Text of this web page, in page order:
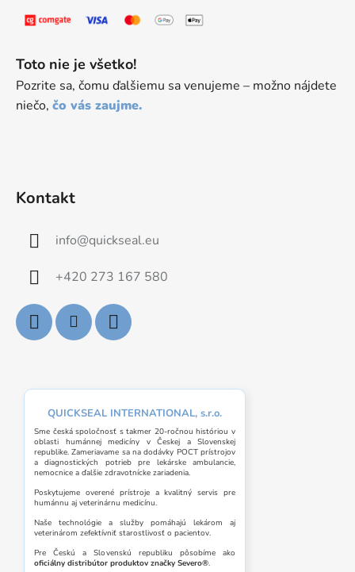
Toto nie je všetko!
Pozrite sa, čomu ďalšiemu sa venujeme – možno nájdete
niečo, čo vás zaujme.
Kontakt
info@quickseal.eu
+420 273 167 580
QUICKSEAL INTERNATIONAL, s.r.o.
Sme česká spoločnosť s takmer 20-ročnou históriou v
oblasti humánnej medicíny v Českej a Slovenskej
republike. Zameriavame sa na dodávky POCT prístrojov
a diagnostických potrieb pre lekárske ambulancie,
nemocnice a ďalšie zdravotnícke zariadenia.
Poskytujeme overené prístroje a kvalitný servis pre
humánnu aj veterinárnu medicínu.
Naše technológie a služby pomáhajú lekárom aj
veterinárom zefektívniť starostlivosť o pacientov.
Pre Českú a Slovenskú republiku pôsobíme ako
oficiálny distribútor produktov značky Severo®.